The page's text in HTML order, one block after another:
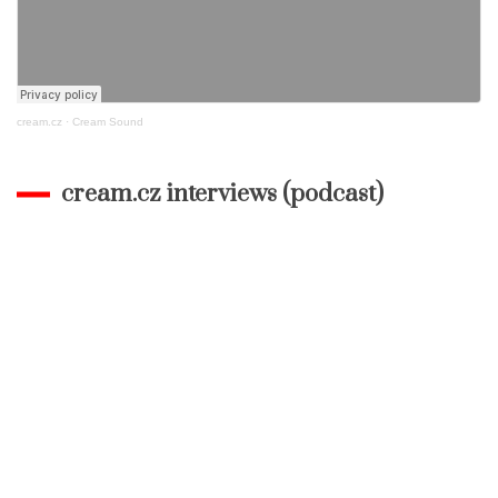
cream.cz · Cream Sound
cream.cz interviews (podcast)